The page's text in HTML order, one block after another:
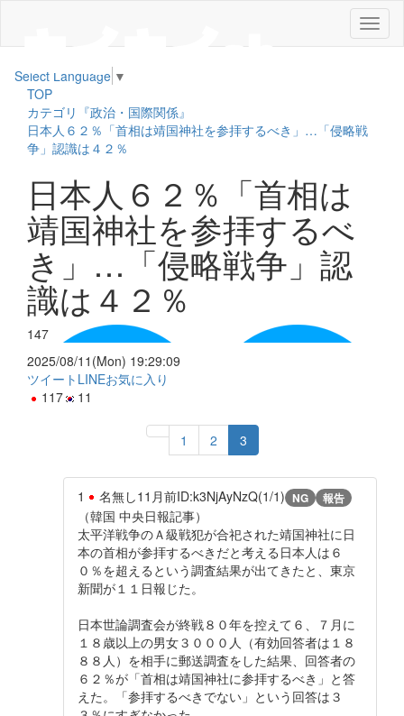
メ
ニ
Select Language ▼
TOP
カテゴリ『政治・国際関係』
日本人６２％「首相は靖国神社を参拝するべき」…「侵略戦
争」認識は４２％
日本人６２％「首相は
靖国神社を参拝するべ
き」…「侵略戦争」認
識は４２％
147
2025/08/11(Mon) 19:29:09
ツイート LINEお気に入り
117
11
1 2 3
1 名無し11月前ID:k3NjAyNzQ(1/1) NG 報告
（韓国 中央日報記事）
太平洋戦争のＡ級戦犯が合祀された靖国神社に日
本の首相が参拝するべきだと考える日本人は６
０％を超えるという調査結果が出てきたと、東京
新聞が１１日報じた。
日本世論調査会が終戦８０年を控えて６、７月に
１８歳以上の男女３０００人（有効回答者は１８
８８人）を相手に郵送調査をした結果、回答者の
６２％が「首相は靖国神社に参拝するべき」と答
えた。「参拝するべきでない」という回答は３